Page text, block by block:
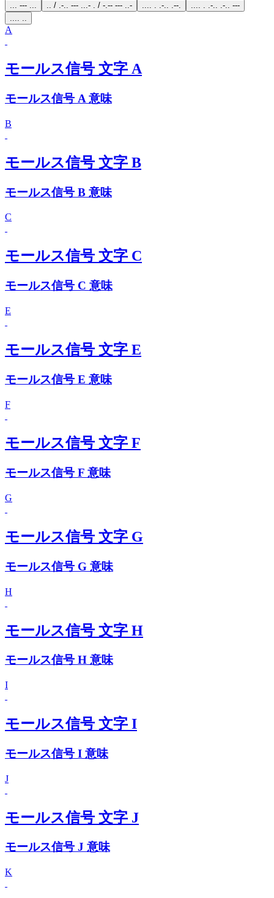
... --- ... .. / .-.. --- ...- . / -.-- --- ..- .... . .-.. .--.
.... . .-.. .-.. ---
.... ..
A
モールス信号 文字 A
モールス信号 A 意味
B
モールス信号 文字 B
モールス信号 B 意味
C
モールス信号 文字 C
モールス信号 C 意味
E
モールス信号 文字 E
モールス信号 E 意味
F
モールス信号 文字 F
モールス信号 F 意味
G
モールス信号 文字 G
モールス信号 G 意味
H
モールス信号 文字 H
モールス信号 H 意味
I
モールス信号 文字 I
モールス信号 I 意味
J
モールス信号 文字 J
モールス信号 J 意味
K